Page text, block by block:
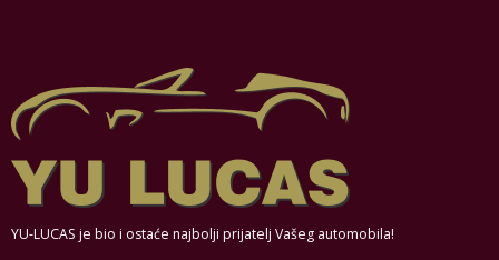
YU-LUCAS je bio i ostaće najbolji prijatelj Vašeg automobila!